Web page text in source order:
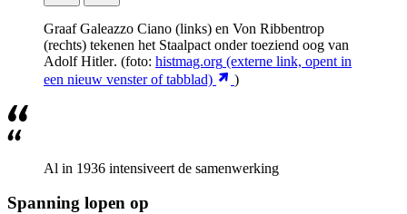
Graaf Galeazzo Ciano (links) en Von Ribbentrop
(rechts) tekenen het Staalpact onder toeziend oog van
Adolf Hitler. (foto: histmag.org (externe link, opent in
een nieuw venster of tabblad)
)
Al in 1936 intensiveert de samenwerking
Spanning lopen op